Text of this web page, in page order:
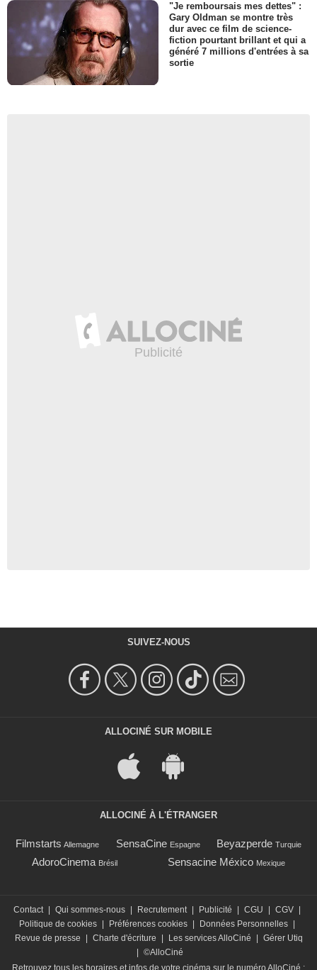
"Je remboursais mes dettes" :
Gary Oldman se montre très
dur avec ce film de science-
fiction pourtant brillant et qui a
généré 7 millions d'entrées à sa
sortie
SUIVEZ-NOUS
ALLOCINÉ SUR MOBILE
ALLOCINÉ À L'ÉTRANGER
Filmstarts Allemagne SensaCine Espagne Beyazperde Turquie
AdoroCinema Brésil Sensacine México Mexique
Contact | Qui sommes-nous | Recrutement | Publicité | CGU | CGV |
Politique de cookies | Préférences cookies | Données Personnelles |
Revue de presse
| Charte d'écriture | Les services AlloCiné | Gérer Utiq
| ©AlloCiné
Retrouvez tous les horaires et infos de votre cinéma sur le numéro AlloCiné :